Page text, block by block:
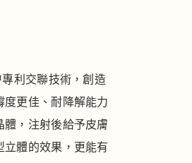
利交聯技術，創造
度更佳、耐降解能力
體，注射後給予皮膚
立體的效果，更能有